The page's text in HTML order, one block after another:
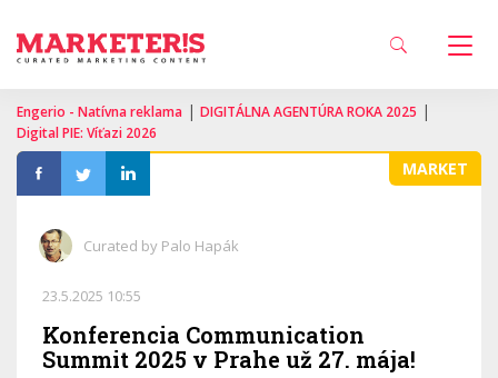
Engerio - Natívna reklama | DIGITÁLNA AGENTÚRA ROKA 2025 |
Digital PIE: Víťazi 2026
MARKET
Curated by Palo Hapák
23.5.2025 10:55
Konferencia Communication
Summit 2025 v Prahe už 27. mája!